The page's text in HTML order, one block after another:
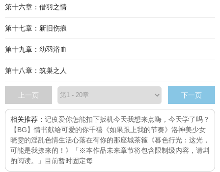
第十六章：借羽之情
第十七章：新旧伤痕
第十九章：幼羽浴血
第十八章：筑巢之人
上一页 下一页
相关推荐： 记疫爱你怎能扣下扳机今天我想来点嗨，今天学了吗？
【BG】情书献给可爱的你千禧 《如果跟上我的节奏》 洛神美少女
晓雯的淫乱色情生活心落在有你的那座城茶箍 《暮色行光：这光，
可能是我撩来的！》「※本作品未来章节将包含限制级内容，请斟
酌阅读。」目前暂时固定每